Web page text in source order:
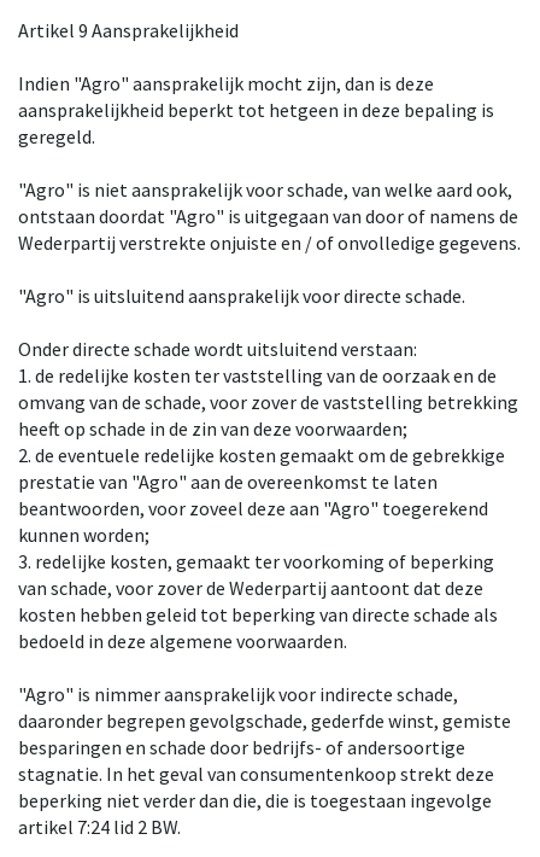
Artikel 9 Aansprakelijkheid
Indien "Agro" aansprakelijk mocht zijn, dan is deze
aansprakelijkheid beperkt tot hetgeen in deze bepaling is
geregeld.
"Agro" is niet aansprakelijk voor schade, van welke aard ook,
ontstaan doordat "Agro" is uitgegaan van door of namens de
Wederpartij verstrekte onjuiste en / of onvolledige gegevens.
"Agro" is uitsluitend aansprakelijk voor directe schade.
Onder directe schade wordt uitsluitend verstaan:
1. de redelijke kosten ter vaststelling van de oorzaak en de
omvang van de schade, voor zover de vaststelling betrekking
heeft op schade in de zin van deze voorwaarden;
2. de eventuele redelijke kosten gemaakt om de gebrekkige
prestatie van "Agro" aan de overeenkomst te laten
beantwoorden, voor zoveel deze aan "Agro" toegerekend
kunnen worden;
3. redelijke kosten, gemaakt ter voorkoming of beperking
van schade, voor zover de Wederpartij aantoont dat deze
kosten hebben geleid tot beperking van directe schade als
bedoeld in deze algemene voorwaarden.
"Agro" is nimmer aansprakelijk voor indirecte schade,
daaronder begrepen gevolgschade, gederfde winst, gemiste
besparingen en schade door bedrijfs- of andersoortige
stagnatie. In het geval van consumentenkoop strekt deze
beperking niet verder dan die, die is toegestaan ingevolge
artikel 7:24 lid 2 BW.